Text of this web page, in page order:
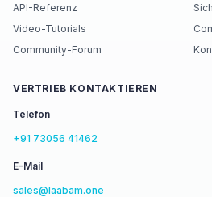
API-Referenz
Video-Tutorials
Community-Forum
VERTRIEB KONTAKTIEREN
Telefon
+91 73056 41462
E-Mail
sales@laabam.one